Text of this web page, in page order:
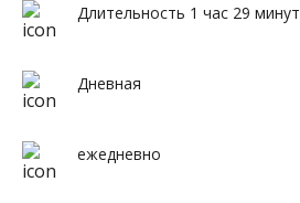
Длительность 1 час 29 минут
Дневная
ежедневно